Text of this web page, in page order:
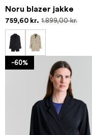
Noru blazer jakke
759,60 kr. 1.899,00 kr.
-60%